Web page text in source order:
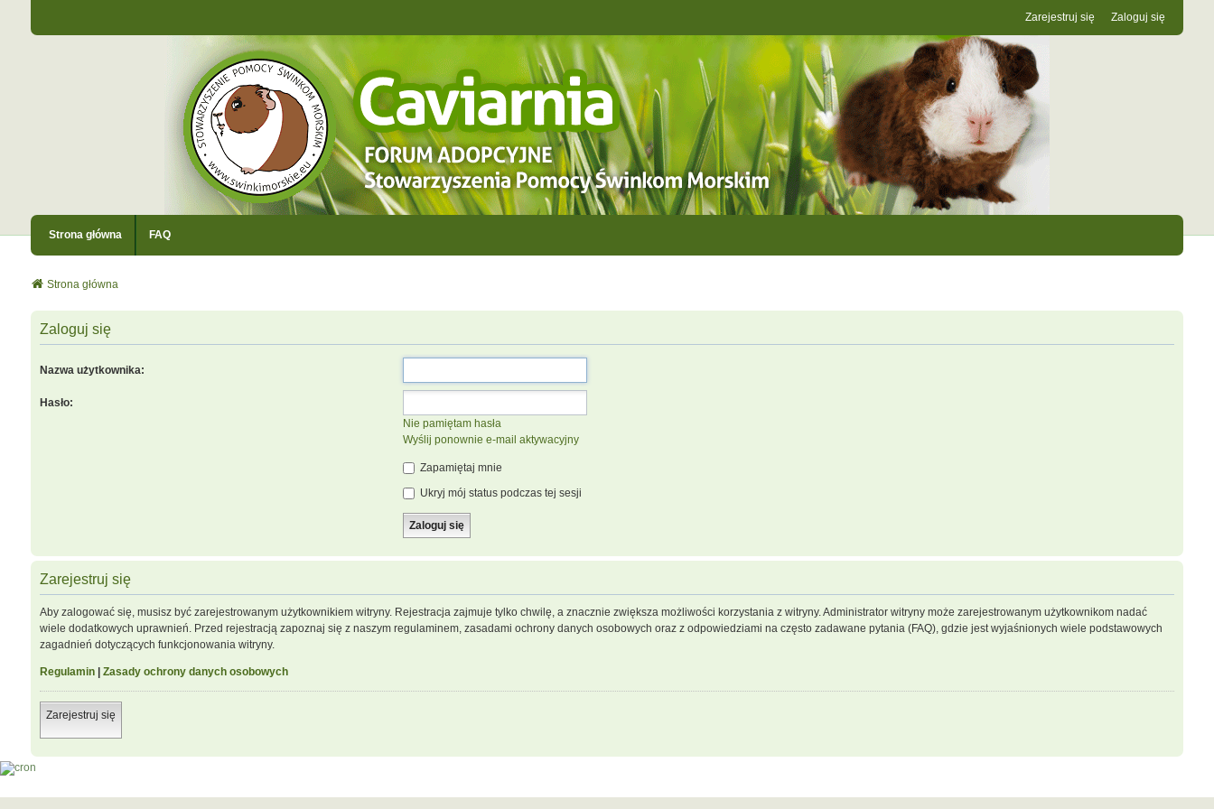
Zaloguj się
Zarejestruj się
Strona główna FAQ
Strona główna
Zaloguj się
Nazwa użytkownika:
Hasło:
Nie pamiętam hasła
Wyślij ponownie e-mail aktywacyjny
Zapamiętaj mnie
Ukryj mój status podczas tej sesji
Zarejestruj się
Aby zalogować się, musisz być zarejestrowanym użytkownikiem witryny. Rejestracja zajmuje tylko chwilę, a znacznie zwiększa możliwości korzystania z witryny. Administrator witryny może zarejestrowanym użytkownikom nadać
wiele dodatkowych uprawnień. Przed rejestracją zapoznaj się z naszym regulaminem, zasadami ochrony danych osobowych oraz z odpowiedziami na często zadawane pytania (FAQ), gdzie jest wyjaśnionych wiele podstawowych
zagadnień dotyczących funkcjonowania witryny.
Regulamin| Zasady ochrony danych osobowych
Zarejestruj się